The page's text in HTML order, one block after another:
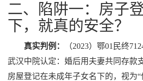
二、陷阱一：房子
下，就真的安全？
真实判例：
（2023）鄂01民终
武汉中院认定：婚后用夫妻共同存款
房屋登记在未成年子女名下的，视为“